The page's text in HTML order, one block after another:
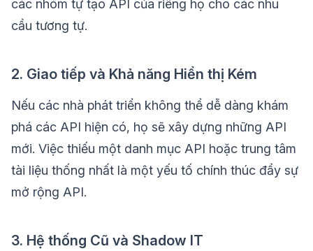
các nhóm tự tạo API của riêng họ cho các nhu
cầu tương tự.
2. Giao tiếp và Khả năng Hiển thị Kém
Nếu các nhà phát triển không thể dễ dàng khám
phá các API hiện có, họ sẽ xây dựng những API
mới. Việc thiếu một danh mục API hoặc trung tâm
tài liệu thống nhất là một yếu tố chính thúc đẩy sự
mở rộng API.
3. Hệ thống Cũ và Shadow IT